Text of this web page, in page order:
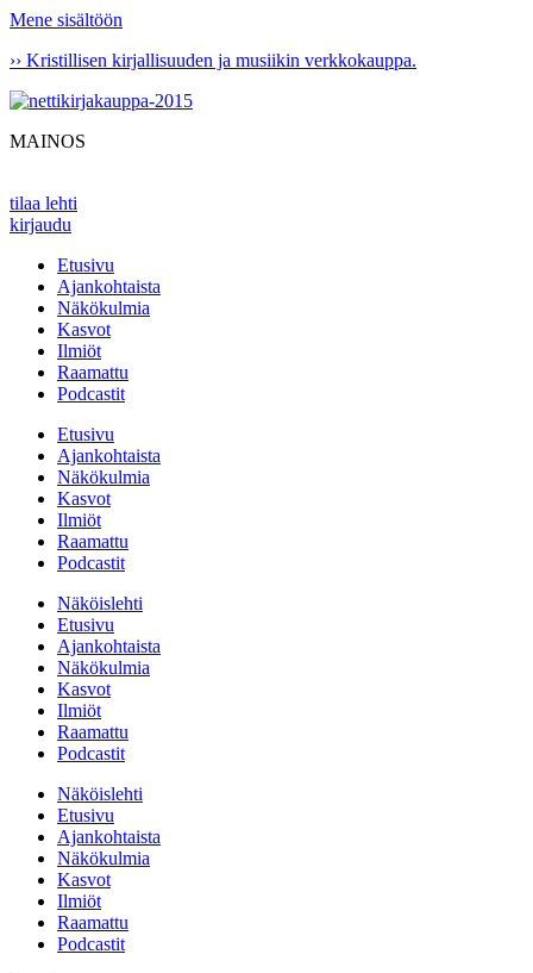
Mene sisältöön
›› Kristillisen kirjallisuuden ja musiikin verkkokauppa.
MAINOS
tilaa lehti
kirjaudu
Etusivu
Ajankohtaista
Näkökulmia
Kasvot
Ilmiöt
Raamattu
Podcastit
Etusivu
Ajankohtaista
Näkökulmia
Kasvot
Ilmiöt
Raamattu
Podcastit
Näköislehti
Etusivu
Ajankohtaista
Näkökulmia
Kasvot
Ilmiöt
Raamattu
Podcastit
Näköislehti
Etusivu
Ajankohtaista
Näkökulmia
Kasvot
Ilmiöt
Raamattu
Podcastit